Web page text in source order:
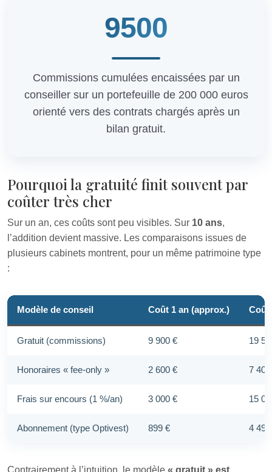
9500
Commissions cumulées encaissées par un
conseiller sur un portefeuille de 200 000 euros
orienté vers des contrats chargés après un
bilan gratuit.
Pourquoi la gratuité finit souvent par
coûter très cher
Sur un an, ces coûts sont peu visibles. Sur 10 ans,
l’addition devient massive. Les comparaisons issues de
plusieurs cabinets montrent, pour un même patrimoine type
:
Modèle de conseil Coût 1 an (approx.) Coût
Gratuit (commissions) 9 900 € 19
Honoraires « fee-only » 2 600 € 7
Frais sur encours (1 %/an) 3 000 € 15
Abonnement (type Optivest) 899 € 4